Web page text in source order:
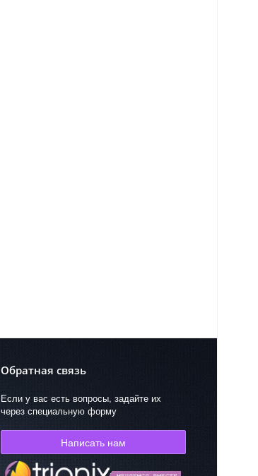
Обратная связь
Если у вас есть вопросы, задайте их
через специальную форму
Написать нам